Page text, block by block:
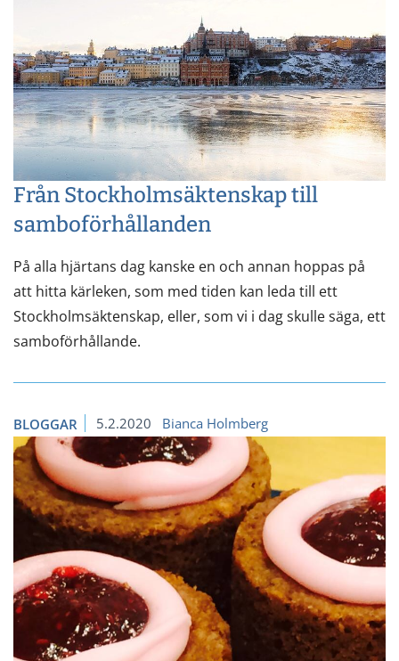
Från Stockholmsäktenskap till
samboförhållanden
På alla hjärtans dag kanske en och annan hoppas på
att hitta kärleken, som med tiden kan leda till ett
Stockholmsäktenskap, eller, som vi i dag skulle säga, ett
samboförhållande.
BLOGGAR 5.2.2020 Bianca Holmberg